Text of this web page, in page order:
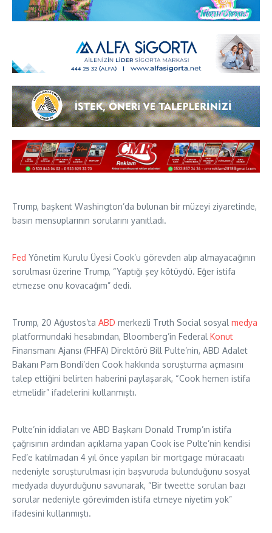
Trump, başkent Washington’da bulunan bir müzeyi ziyaretinde,
basın mensuplarının sorularını yanıtladı.
Fed Yönetim Kurulu Üyesi Cook’u görevden alıp almayacağının
sorulması üzerine Trump, “Yaptığı şey kötüydü. Eğer istifa
etmezse onu kovacağım” dedi.
Trump, 20 Ağustos’ta ABD merkezli Truth Social sosyal medya
platformundaki hesabından, Bloomberg’in Federal Konut
Finansmanı Ajansı (FHFA) Direktörü Bill Pulte’nin, ABD Adalet
Bakanı Pam Bondi’den Cook hakkında soruşturma açmasını
talep ettiğini belirten haberini paylaşarak, “Cook hemen istifa
etmelidir” ifadelerini kullanmıştı.
Pulte’nin iddiaları ve ABD Başkanı Donald Trump’ın istifa
çağrısının ardından açıklama yapan Cook ise Pulte’nin kendisi
Fed’e katılmadan 4 yıl önce yapılan bir mortgage müracaatı
nedeniyle soruşturulması için başvuruda bulunduğunu sosyal
medyada duyurduğunu savunarak, “Bir tweette sorulan bazı
sorular nedeniyle görevimden istifa etmeye niyetim yok”
ifadesini kullanmıştı.